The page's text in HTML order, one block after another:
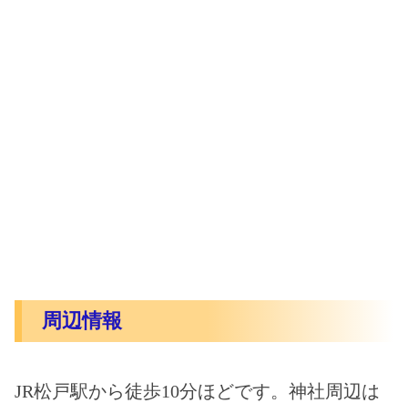
周辺情報
JR松戸駅から徒歩10分ほどです。神社周辺は